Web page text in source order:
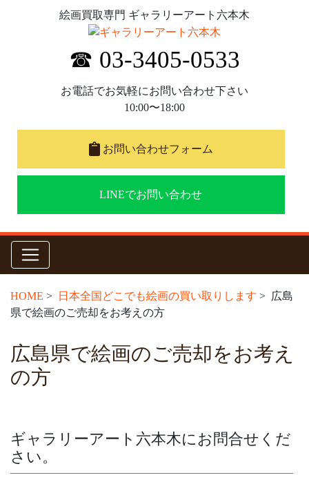
絵画買取専門 ギャラリーアート六本木
☎ 03-3405-0533
お電話でお気軽にお問い合わせ下さい
10:00〜18:00
お問い合わせフォーム
LINEでお問い合わせ
HOME > 日本全国どこでも絵画の買い取りします > 広島
県で絵画のご売却をお考えの方
広島県で絵画のご売却をお考え
の方
ギャラリーアート六本木にお問合せくだ
さい。